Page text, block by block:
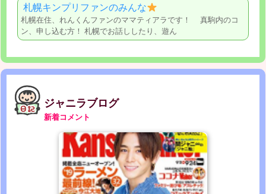
札幌キンプリファンのみんな
札幌在住、れんくんファンのママティアラです！ 真駒内のコ
ン、申し込む方！ 札幌でお話ししたり、遊ん
ジャニラブログ
新着コメント